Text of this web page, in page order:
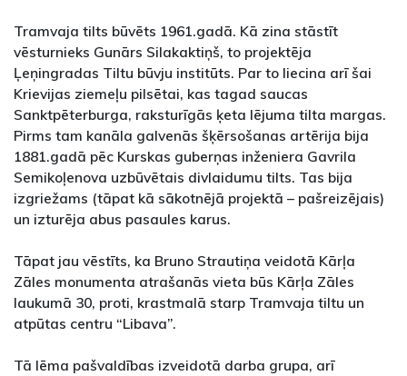
Tramvaja tilts būvēts 1961.gadā. Kā zina stāstīt
vēsturnieks Gunārs Silakaktiņš, to projektēja
Ļeņingradas Tiltu būvju institūts. Par to liecina arī šai
Krievijas ziemeļu pilsētai, kas tagad saucas
Sanktpēterburga, raksturīgās ķeta lējuma tilta margas.
Pirms tam kanāla galvenās šķērsošanas artērija bija
1881.gadā pēc Kurskas guberņas inženiera Gavrila
Semikoļenova uzbūvētais divlaidumu tilts. Tas bija
izgriežams (tāpat kā sākotnējā projektā – pašreizējais)
un izturēja abus pasaules karus.
Tāpat jau vēstīts, ka Bruno Strautiņa veidotā Kārļa
Zāles monumenta atrašanās vieta būs Kārļa Zāles
laukumā 30, proti, krastmalā starp Tramvaja tiltu un
atpūtas centru “Libava”.
Tā lēma pašvaldības izveidotā darba grupa, arī